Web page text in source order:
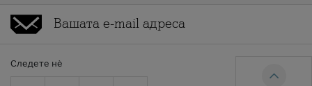
Следете нè